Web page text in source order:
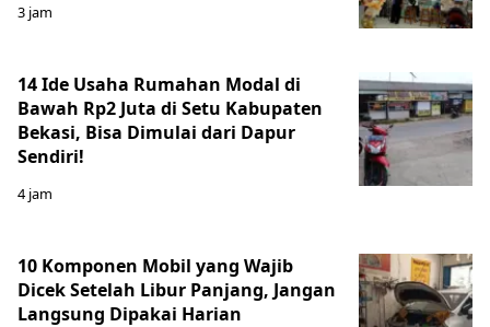
3 jam
14 Ide Usaha Rumahan Modal di
Bawah Rp2 Juta di Setu Kabupaten
Bekasi, Bisa Dimulai dari Dapur
Sendiri!
4 jam
10 Komponen Mobil yang Wajib
Dicek Setelah Libur Panjang, Jangan
Langsung Dipakai Harian